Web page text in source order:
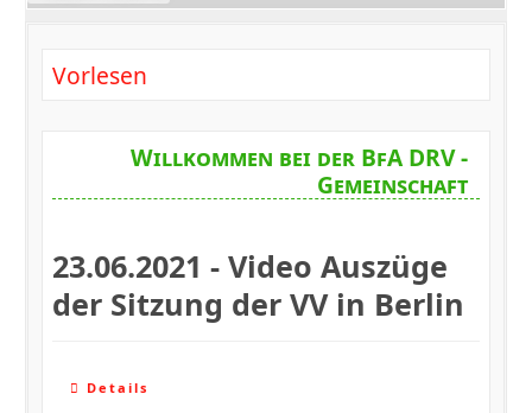
Vorlesen
Willkommen bei der BfA DRV -
Gemeinschaft
23.06.2021 - Video Auszüge
der Sitzung der VV in Berlin
Details